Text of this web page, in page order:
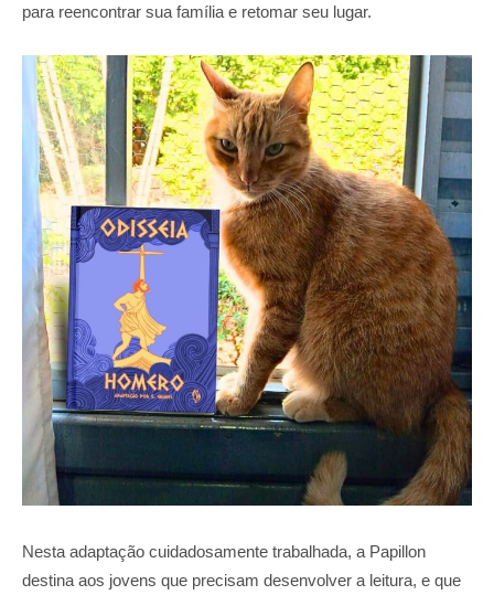
para reencontrar sua família e retomar seu lugar.
Nesta adaptação cuidadosamente trabalhada, a Papillon
destina aos jovens que precisam desenvolver a leitura, e que